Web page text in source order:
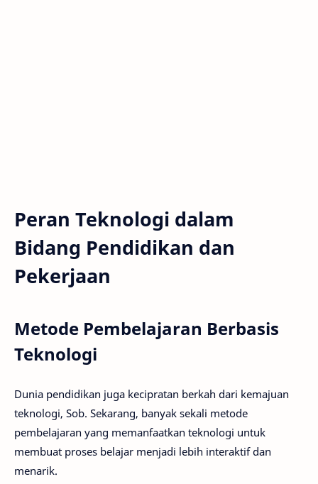
Peran Teknologi dalam
Bidang Pendidikan dan
Pekerjaan
Metode Pembelajaran Berbasis
Teknologi
Dunia pendidikan juga kecipratan berkah dari kemajuan
teknologi, Sob. Sekarang, banyak sekali metode
pembelajaran yang memanfaatkan teknologi untuk
membuat proses belajar menjadi lebih interaktif dan
menarik.